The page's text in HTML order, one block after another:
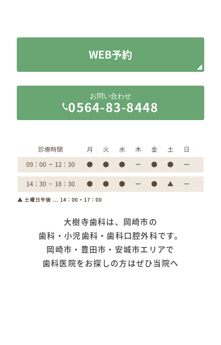
WEB予約
お問い合わせ
0564-83-8448
大樹寺歯科は、岡崎市の
歯科・小児歯科・歯科口腔外科です。
岡崎市・豊田市・安城市エリアで
歯科医院をお探しの方はぜひ当院へ